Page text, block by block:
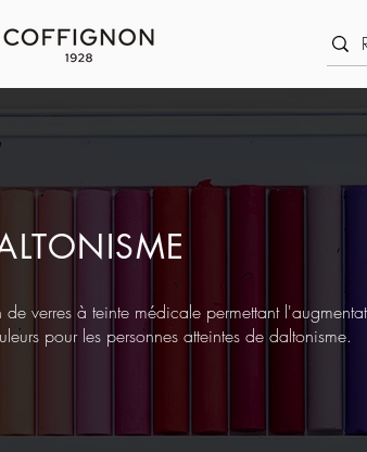
verres à teinte médicale permettant
pour les personnes atteintes de daltonisme.